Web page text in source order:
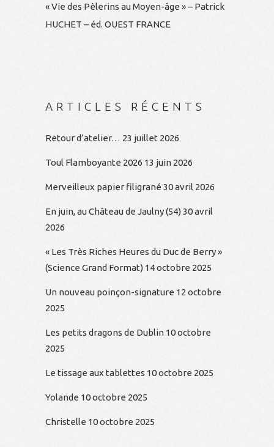
« Vie des Pèlerins au Moyen-âge » – Patrick
HUCHET – éd. OUEST FRANCE
ARTICLES RÉCENTS
Retour d’atelier… 23 juillet 2026
Toul Flamboyante 2026 13 juin 2026
Merveilleux papier filigrané 30 avril 2026
En juin, au Château de Jaulny (54)30 avril
2026
« Les Très Riches Heures du Duc de Berry »
(Science Grand Format) 14 octobre 2025
Un nouveau poinçon-signature 12 octobre
2025
Les petits dragons de Dublin 10 octobre
2025
Le tissage aux tablettes 10 octobre 2025
Yolande 10 octobre 2025
Christelle 10 octobre 2025